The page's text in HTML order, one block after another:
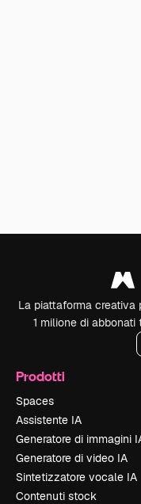
La piattaforma creativa
1 milione di abbonati
Prodotti
Spaces
Assistente IA
Generatore di immagini
Generatore di video IA
Sintetizzatore vocale IA
Contenuti stock